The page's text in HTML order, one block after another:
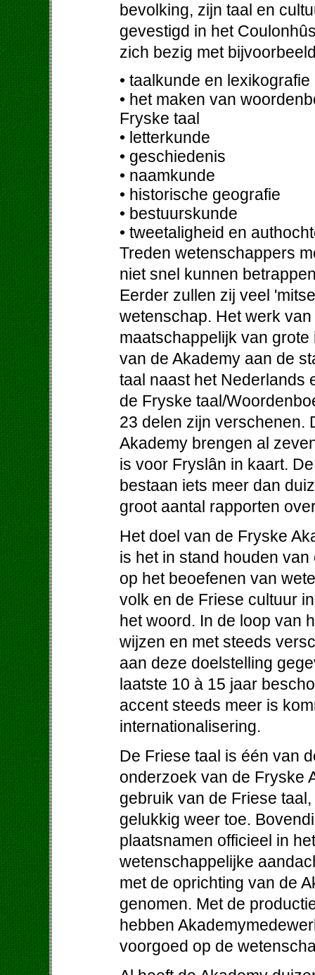
bevolking, zijn taal en
gevestigd in het
zich bezig met
• taalkunde en lexikografie
• het maken van
Fryske taal
• letterkunde
• geschiedenis
• naamkunde
• historische geografie
• bestuurskunde
• tweetaligheid en
Treden wetenschappers
niet snel kunnen
Eerder zullen zij veel
wetenschap. Het werk
maatschappelijk van
van de Akademy aan de
taal naast het Nederlands
de Fryske taal/
23 delen zijn verschenen.
Akademy brengen al
is voor Fryslân in kaart.
bestaan iets meer dan
groot aantal rapporten
Het doel van de Fryske
is het in stand houden
op het beoefenen van
volk en de Friese cultuur
het woord. In de loop van
wijzen en met steeds
aan deze doelstelling
laatste 10 à 15 jaar
accent steeds meer is
internationalisering.
De Friese taal is één van
onderzoek van de Fryske
gebruik van de Friese
gelukkig weer toe.
plaatsnamen officieel in
wetenschappelijke
met de oprichting van de
genomen. Met de
hebben
voorgoed op de